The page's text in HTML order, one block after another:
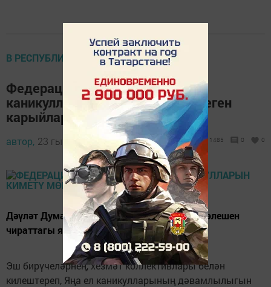
В РЕСПУБЛИКЕ
Федерация Советында Яңа ел
каникулларын киметү мөмкинлеген
карыйлар
автор, 23 гыйнвар 2019 - 08:48 1485 0 0
Дәүләт Думасында бәйрәм көннәренең зур өлешен
чираттагы ялга кушарга тәкъдим итәләр.
Эш бирүчеләрнең, хезмәт коллективлары белән
килештереп, Яңа ел каникулларының дәвамлылыгын